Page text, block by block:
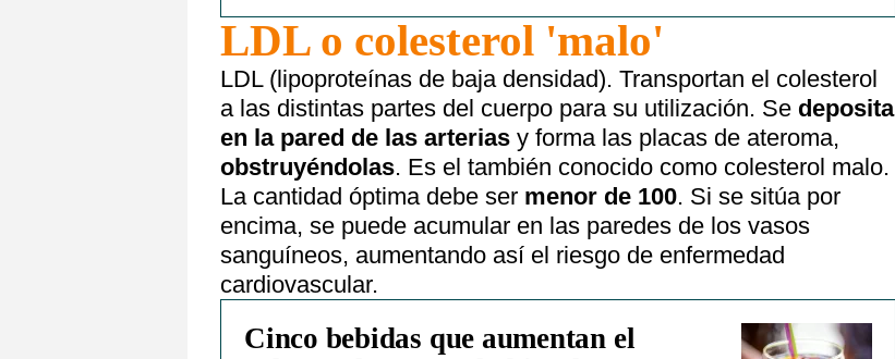
LDL o colesterol 'malo'
LDL (lipoproteínas de baja densidad). Transportan el colesterol
a las distintas partes del cuerpo para su utilización. Se deposita
en la pared de las arterias y forma las placas de ateroma,
obstruyéndolas. Es el también conocido como colesterol malo.
La cantidad óptima debe ser menor de 100. Si se sitúa por
encima, se puede acumular en las paredes de los vasos
sanguíneos, aumentando así el riesgo de enfermedad
cardiovascular.
Cinco bebidas que aumentan el